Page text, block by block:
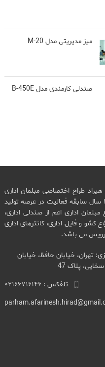
میز مدیریتی مدل M-20
صندلی کارمندی مدل B-450E
طراح اختصاصی مبلمان اداری
با بیش از ۱۸ سال سابقه فعالیت در عرصه تولید
مبلمان اداری اعم از صندلی اداری،
کشو و فایل اداری، کانترهای اداری
می باشد.
تهران، خیابان حافظ، خیابان
پلاک 47
تلفکس : ۰۲۱۶۶۷۱۶۱۴۶